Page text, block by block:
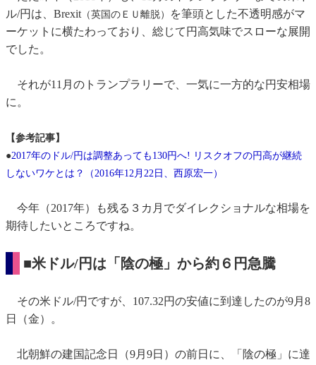
ル/円は、Brexit（英国のＥＵ離脱）
を筆頭とした不透明感がマ
ーケットに横たわっており、総じて円高気味でスローな展開
でした。
それが11月のトランプラリーで、一気に一方的な円安相場
に。
【参考記事】
●2017年のドル/円は調整あっても130円へ! リスクオフの円高が継続
しないワケとは？（2016年12月22日、西原宏一）
今年（2017年）も残る３カ月でダイレクショナルな相場を
期待したいところですね。
■米ドル/円は「陰の極」から約６円急騰
その米ドル/円ですが、107.32円の安値に到達したのが9月8
日（金）。
北朝鮮の建国記念日（9月9日）の前日に、「陰の極」に達